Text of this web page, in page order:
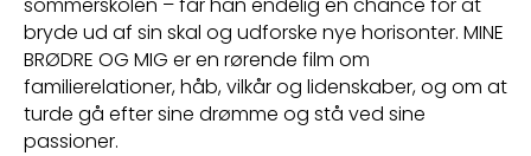
bryde ud af sin skal og udforske nye horisonter. MINE
BRØDRE OG MIG er en rørende film om
familierelationer, håb, vilkår og lidenskaber, og om at
turde gå efter sine drømme og stå ved sine
passioner.